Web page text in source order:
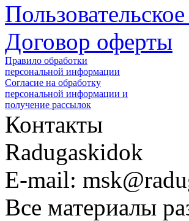
Договор оферты
Правило обработки
персональной информации
Согласие на обработку
персональной информации и
получение рассылок
Контакты
Radugaskidok
E-mail:
Все материалы